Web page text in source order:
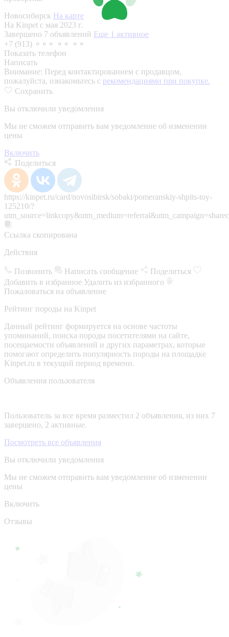
Новосибирск На карте
На Kinpet c мая 2023 г.
Завершено 7 объявлений Еще 1 активное
+7 (913) ⚬⚬⚬ ⚬⚬ ⚬⚬
Показать телефон
Написать
Внимание: Перед контактированием с продавцом,
пожалуйста, ознакомьтесь с рекомендациями при покупке.
Сохранить
Вы отключили уведомления
Мы не сможем отправить вам уведомление об изменении
цены
Включить
Поделиться
https://kinpet.ru/card/novosibirsk/sobaki/pomeranskiy-shpits-toy-
125210/?
Ссылка скопирована
Действия
Позвонить Написать сообщение
Поделиться
Добавить в избранное Удалить из избранного
Пожаловаться на объявление
Рейтинг породы на Kinpet
Данный рейтинг формируется на основе частоты
упоминаний, поиска породы посетителями на сайте,
посещаемости объявлений и других параметрах, которые
помогают определить популярность породы на площадке
Kinpet.ru в текущий период времени.
Объявления пользователя
Пользователь за все время разместил 2 объявления, из них 7
завершено, 2 активные.
Посмотреть все объявления
Вы отключили уведомления
Мы не сможем отправить вам уведомление об изменении
цены
Включить
Отзывы